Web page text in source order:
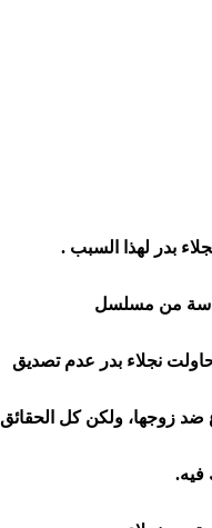
بدر لهذا السبب .
من مسلسل
نجلاء بدر عدم تصديق
ضد زوجها، ولكن كل الحقائق
فيه.